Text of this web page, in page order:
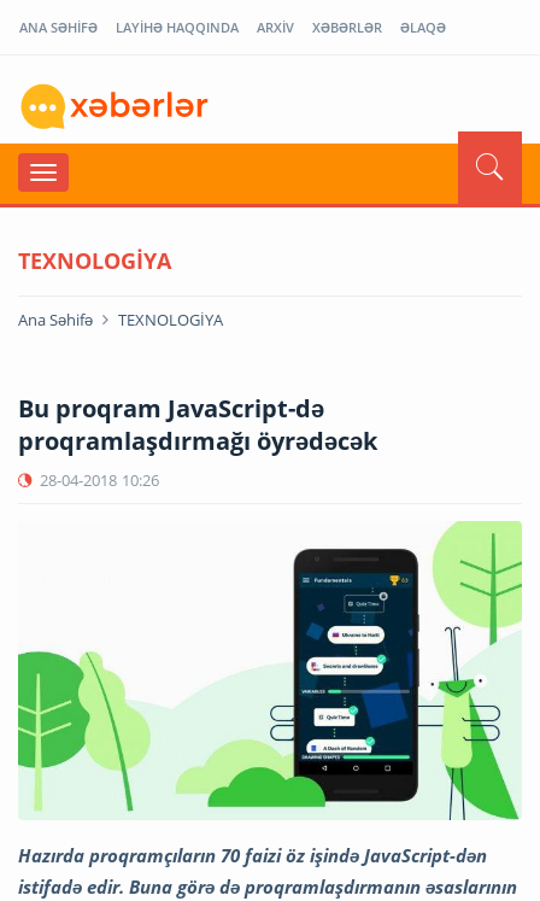
ANA SƏHİFƏ LAYİHƏ HAQQINDA ARXİV XƏBƏRLƏR ƏLAQƏ
TEXNOLOGİYA
Ana Səhifə TEXNOLOGİYA
Bu proqram JavaScript-də
proqramlaşdırmağı öyrədəcək
28-04-2018 10:26
Hazırda proqramçıların 70 faizi öz işində JavaScript-dən
istifadə edir. Buna görə də proqramlaşdırmanın əsaslarının